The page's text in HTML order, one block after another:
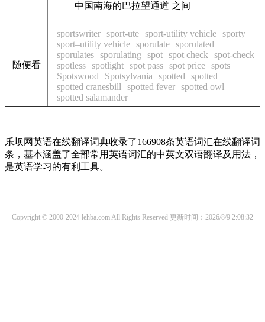
中国南海的巴拉望通道 之间
随便看
sportswriter sport-ute sport-utility vehicle sporty
sport–utility vehicle sporulate sporulated
sporulates sporulating spot spot check
spot-check
spotless spotlight spot pass spot price spots
Spotswood
Spotsylvania spotted
spotted
spotted cranesbill
spotted fever spotted owl
spotted salamander
乐坝网英语在线翻译词典收录了166908条英语词汇在线翻译词
条，基本涵盖了全部常用英语词汇的中英文双语翻译及用法，
是英语学习的有利工具。
Copyright © 2000-2024 lehba.com All Rights Reserved 更新时间：2026/8/9 2:08:32